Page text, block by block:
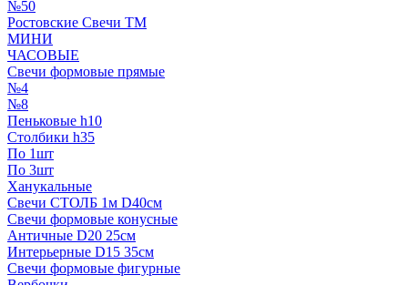
№50
Ростовские Свечи ТМ
МИНИ
ЧАСОВЫЕ
Свечи формовые прямые
№4
№8
Пеньковые h10
Столбики h35
По 1шт
По 3шт
Ханукальные
Свечи СТОЛБ 1м D40см
Свечи формовые конусные
Античные D20 25см
Интерьерные D15 35см
Свечи формовые фигурные